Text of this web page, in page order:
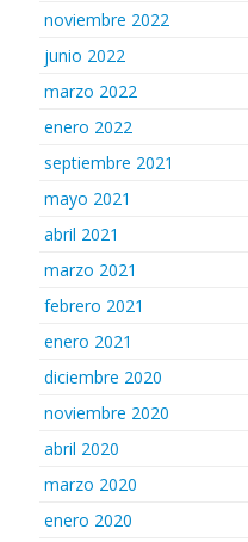
noviembre 2022
junio 2022
marzo 2022
enero 2022
septiembre 2021
mayo 2021
abril 2021
marzo 2021
febrero 2021
enero 2021
diciembre 2020
noviembre 2020
abril 2020
marzo 2020
enero 2020